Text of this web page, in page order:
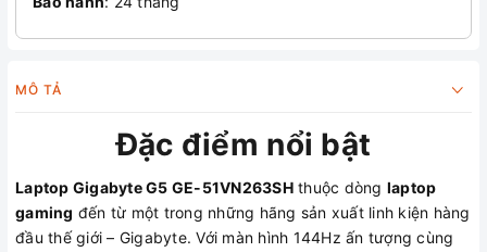
MÔ TẢ
Đặc điểm nổi bật
Laptop Gigabyte G5 GE-51VN263SHthuộc dòng laptop
gaming đến từ một trong những hãng sản xuất linh kiện hàng
đầu thế giới – Gigabyte. Với màn hình 144Hz ấn tượng cùng